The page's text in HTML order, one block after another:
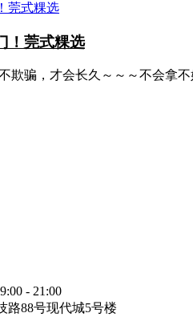
！莞式粿选
欺骗，才会长久～～～不会拿
- 21:00
路88号现代城5号楼